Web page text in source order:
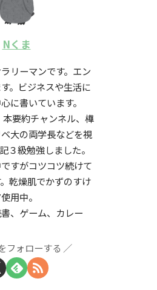
Nくま
リーマンです。エン
。ビジネスや生活に
に書いています。
要約チャンネル、樺
大の両学長などを視
３級勉強しました。
すがコツコツ続けて
乾燥肌でかずのすけ
用中。
、ゲーム、カレー
フォローする